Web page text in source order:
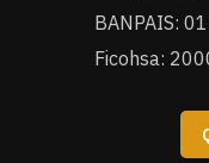
BANPAIS:
Ficohsa: